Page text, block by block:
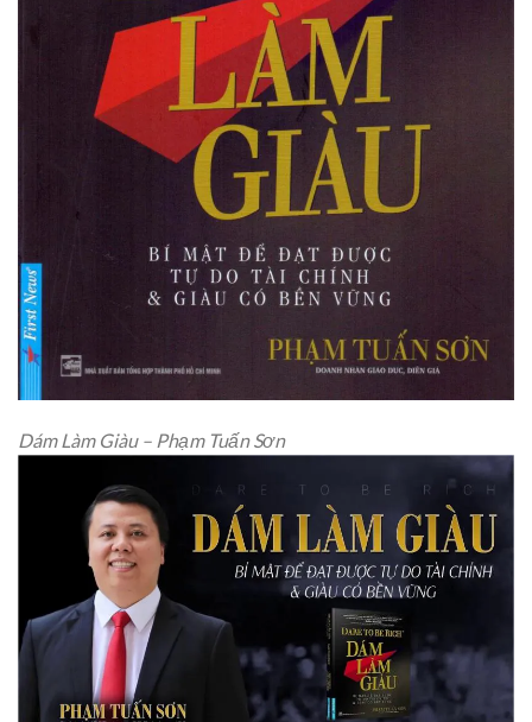
Dám Làm Giàu – Phạm Tuấn Sơn